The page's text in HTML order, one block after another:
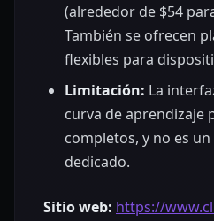
(alrededor de $54
También se ofrecen
flexibles para
Limitación: La
curva de aprendizaje
completos, y no es
dedicado.
Sitio web: https://